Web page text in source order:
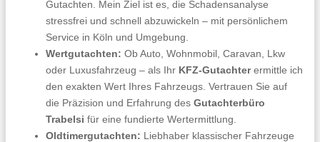
Gutachten. Mein Ziel ist es, die Schadensanalyse
stressfrei und schnell abzuwickeln – mit persönlichem
Service in Köln und Umgebung.
Wertgutachten: Ob Auto, Wohnmobil, Caravan, Lkw
oder Luxusfahrzeug – als Ihr KFZ-Gutachterermittle ich
den exakten Wert Ihres Fahrzeugs. Vertrauen Sie auf
die Präzision und Erfahrung des Gutachterbüro
Trabelsi für eine fundierte Wertermittlung.
Oldtimergutachten: Liebhaber klassischer Fahrzeuge